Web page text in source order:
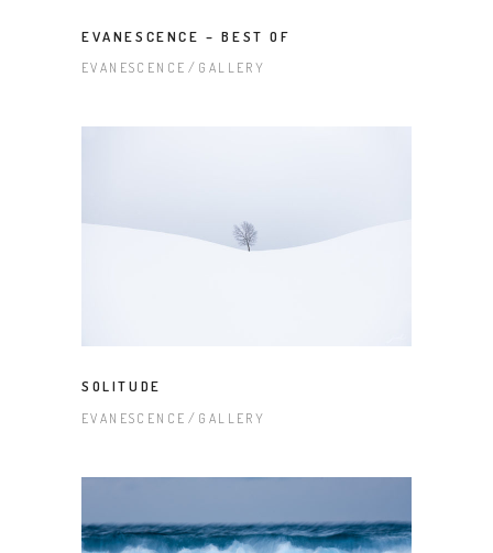
EVANESCENCE – BEST OF
EVANESCENCE GALLERY
SOLITUDE
EVANESCENCE GALLERY